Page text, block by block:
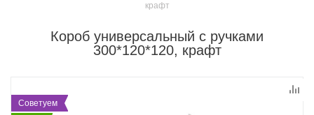
крафт
Короб универсальный с ручками
300*120*120, крафт
Советуем